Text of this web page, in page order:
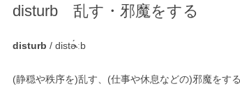
disturb 乱す・邪魔をする
disturb / distɚ́ːb
(静穏や秩序を)乱す、(仕事や休息などの)邪魔をす